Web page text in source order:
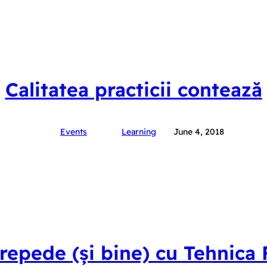
Calitatea practicii contează
Events Learning June 4, 2018
(și bine) cu Tehnica